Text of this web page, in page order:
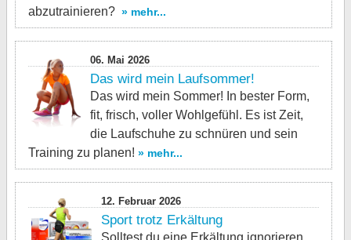
abzutrainieren? » mehr...
06. Mai 2026
Das wird mein Laufsommer!
Das wird mein Sommer! In bester Form,
fit, frisch, voller Wohlgefühl. Es ist Zeit,
die Laufschuhe zu schnüren und sein
Training zu planen! » mehr...
12. Februar 2026
Sport trotz Erkältung